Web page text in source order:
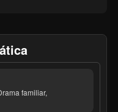
familiar,